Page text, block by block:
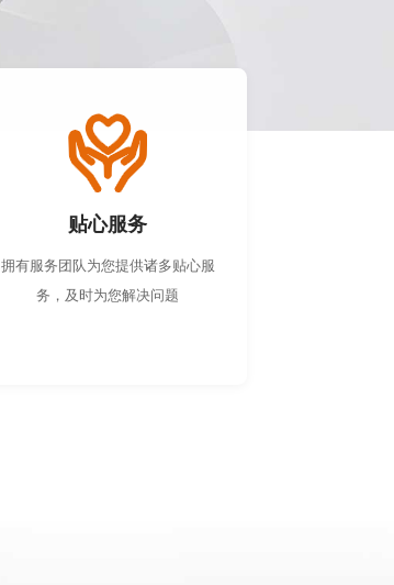
贴心服务
拥有服务团队为您提供诸多贴心服
务，及时为您解决问题